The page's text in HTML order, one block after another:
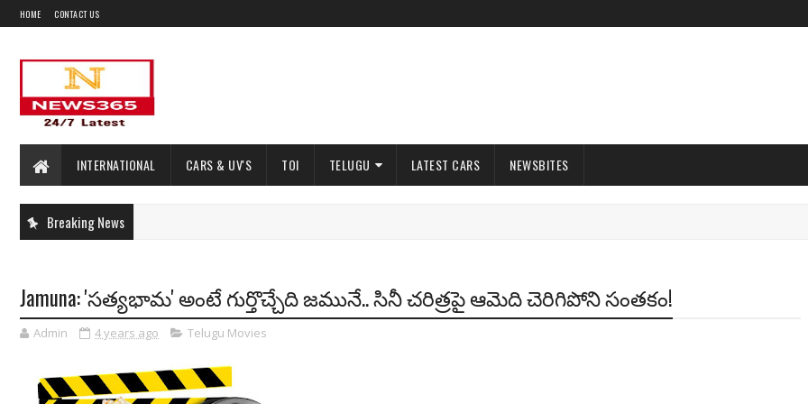
HOME CONTACT US
INTERNATIONAL CARS & UV'S TOI TELUGU LATEST CARS NEWSBITES
Breaking News
Jamuna: 'సత్యభామ' అంటే గుర్తొచ్చేది జమునే.. సినీ చరిత్రపై ఆమెది చెరిగిపోని సంతకం!
Admin 4 years ago Telugu Movies